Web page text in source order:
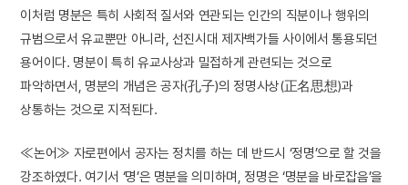
이처럼 명분은 특히 사회적 질서와 연관되는 인간의 직분이나 행위의
규범으로서 유교뿐만 아니라, 선진시대 제자백가들 사이에서 통용되던
용어이다. 명분이 특히 유교사상과 밀접하게 관련되는 것으로
파악하면서, 명분의 개념은 공자(孔子)의 정명사상(正名思想)과
상통하는 것으로 지적된다.
≪논어≫ 자로편에서 공자는 정치를 하는 데 반드시 ‘정명’으로 할 것을
강조하였다. 여기서 ‘명’은 명분을 의미하며, 정명은 ‘명분을 바로잡음’을